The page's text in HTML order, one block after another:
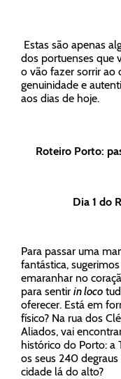
Estas são apenas
dos portuenses que
o vão fazer sorrir ao
genuinidade e
aos dias de hoje.
Roteiro Porto:
Dia 1 do
Para passar uma
fantástica,
emaranhar no
para sentir in loco
oferecer. Está em
físico? Na rua dos
Aliados, vai
histórico do Porto: a
os seus 240
cidade lá do alto?